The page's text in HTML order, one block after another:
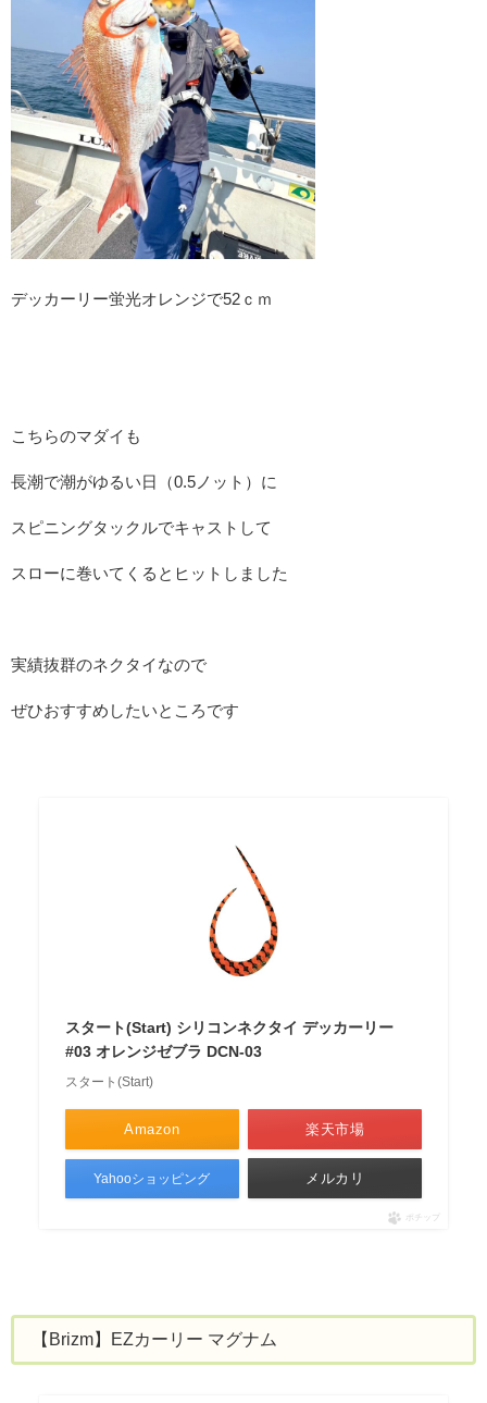
デッカーリー蛍光オレンジで52ｃｍ
こちらのマダイも
長潮で潮がゆるい日（0.5ノット）に
スピニングタックルでキャストして
スローに巻いてくるとヒットしました
実績抜群のネクタイなので
ぜひおすすめしたいところです
スタート(Start) シリコンネクタイ デッカーリー
#03 オレンジゼブラ DCN-03
スタート(Start)
Amazon 楽天市場
Yahooショッピング メルカリ
ポチップ
【Brizm】EZカーリー マグナム